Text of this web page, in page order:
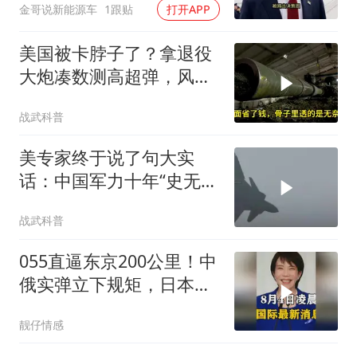
金哥说新能源车 1跟贴 打开APP
美国被卡脖子了？拿退役
大炮凑数测高超弹，风洞
战武科普
美专家终于说了句大实
话：中国军力十年“史无前
住了
战武科普
055直逼东京200公里！中
俄实弹立下规矩，日本除
靓仔情感